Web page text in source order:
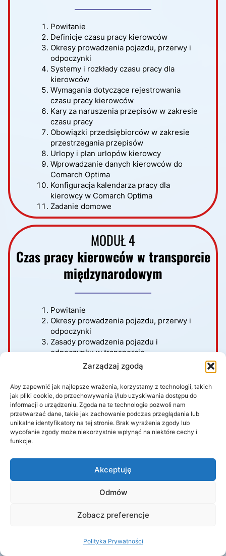
Zarządzaj zgodą
Aby zapewnić jak najlepsze wrażenia, korzystamy z technologii, takich
jak pliki cookie, do przechowywania i/lub uzyskiwania dostępu do
informacji o urządzeniu. Zgoda na te technologie pozwoli nam
przetwarzać dane, takie jak zachowanie podczas przeglądania lub
unikalne identyfikatory na tej stronie. Brak wyrażenia zgody lub
wycofanie zgody może niekorzystnie wpłynąć na niektóre cechy i
funkcje.
Akceptuję
Odmów
Zobacz preferencje
Polityka Prywatności
Powitanie
Definicje czasu pracy kierowców
Okresy prowadzenia pojazdu, przerwy i
odpoczynki
Systemy i rozkłady czasu pracy dla
kierowców
Wymagania dotyczące rejestrowania
czasu pracy kierowców
Kary za naruszenia przepisów w zakresie
czasu pracy
Obowiązki przedsiębiorców w zakresie
przestrzegania przepisów
Urlopy i plan urlopów kierowcy
Wprowadzanie danych kierowców do
Comarch Optima
Konfiguracja kalendarza pracy dla
kierowcy w Comarch Optima
Zadanie domowe
MODUŁ 4
Czas pracy kierowców w transporcie
międzynarodowym
Powitanie
Okresy prowadzenia pojazdu, przerwy i
odpoczynki
Zasady prowadzenia pojazdu i
odpoczynku w transporcie
międzynarodowym
Systemy i rozkłady czasu pracy dla
kierowców oraz rejestracja w
międzynarodowych systemach (np. SIPSI,
LIMOSA, MiLoG)
Kary za naruszenia przepisów w zakresie
czasu pracy
Regulacje dotyczące odpoczynków i
mobilności”
Rejestracja przekroczeń granicznych i ich
wpływ na czas pracy
Zasady stosowania przepisów
Zasady wykonywania transportu
międzynarodowego w ramach “Pakietu
Ograniczenia w kabotażu na rynkach